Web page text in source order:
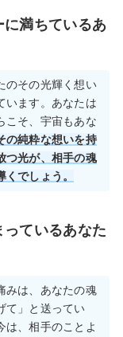
満ちているあ
のその光輝く想い
います。あなたは
こそ、宇宙もあな
の純粋な想いを持
つ光が、相手の魂
でしょう。
ているあなた
みは、あなたの魂
て」と送ってい
は、相手のことよ